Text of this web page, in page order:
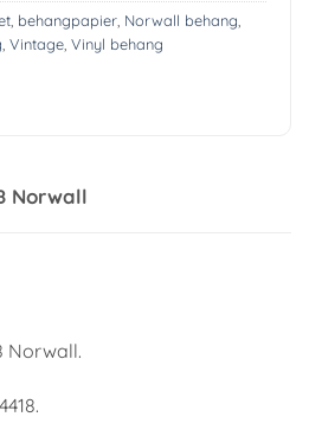
, behangpapier, Norwall behang
Vintage, Vinyl behang
Norwall
Norwall.